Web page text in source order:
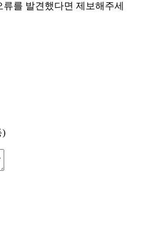
류를 발견했다면 제보해주세
)